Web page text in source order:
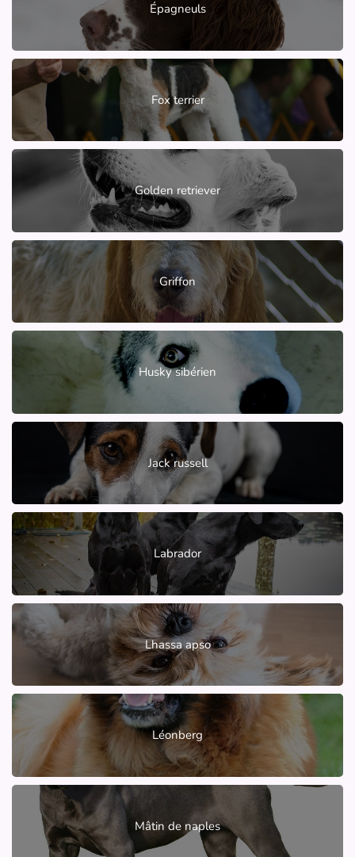
Épagneuls
Fox terrier
Golden retriever
Griffon
Husky sibérien
Jack russell
Labrador
Lhassa apso
Léonberg
Mâtin de naples